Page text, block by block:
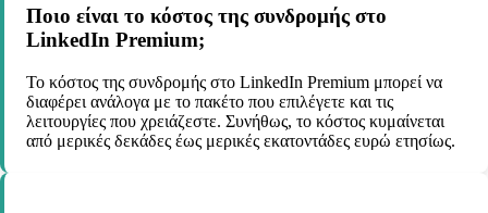
Ποιο είναι το κόστος της συνδρομής στο
LinkedIn Premium;
Το κόστος της συνδρομής στο LinkedIn Premium μπορεί να
διαφέρει ανάλογα με το πακέτο που επιλέγετε και τις
λειτουργίες που χρειάζεστε. Συνήθως, το κόστος κυμαίνεται
από μερικές δεκάδες έως μερικές εκατοντάδες ευρώ ετησίως.